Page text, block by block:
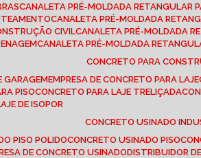
CANALETA PRÉ-MOLDADA RETANGULAR
CANALETA PRÉ-MOLDADA
CIVIL CANALETA PRÉ-MOLDADA
CANALETA PRÉ-MOLDADA
CONCRETO PARA
GARAGEM EMPRESA DE CONCRETO PARA LAJE
PISO CONCRETO PARA LAJE TRELIÇADA
DE ISOPOR
CONCRETO USINADO
PISO POLIDO CONCRETO USINADO PISO
DE CONCRETO USINADO DISTRIBUIDOR